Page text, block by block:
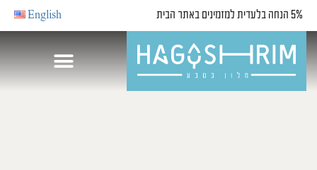
5% הנחה בלעדית למזמינים באתר הבית English